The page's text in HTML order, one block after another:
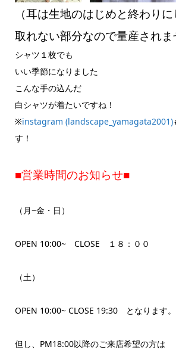
（耳は生地のはじめと終わり
取れない部分なので量産されま
シャツ１枚でも
いい季節になりました
こんな手の込んだ
白シャツが着たいですね！
※instagram (landscape_yamagata2001)
す！
■営業時間のお知らせ■
（月~金・日）
OPEN 10:00~ CLOSE １８：００
（土）
OPEN 10:00~ CLOSE 19:30 となります。
但し、PM18:00以降のご来店希望の方は